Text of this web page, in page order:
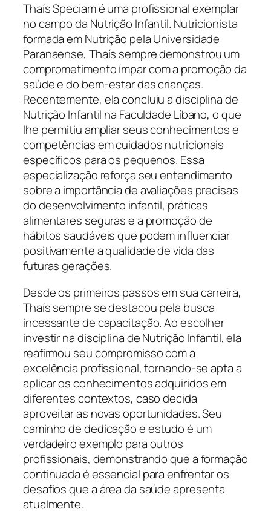
Thaís Speciam é uma profissional exemplar
no campo da Nutrição Infantil. Nutricionista
formada em Nutrição pela Universidade
Paranaense, Thaís sempre demonstrou um
comprometimento ímpar com a promoção da
saúde e do bem-estar das crianças.
Recentemente, ela concluiu a disciplina de
Nutrição Infantil na Faculdade Líbano, o que
lhe permitiu ampliar seus conhecimentos e
competências em cuidados nutricionais
específicos para os pequenos. Essa
especialização reforça seu entendimento
sobre a importância de avaliações precisas
do desenvolvimento infantil, práticas
alimentares seguras e a promoção de
hábitos saudáveis que podem influenciar
positivamente a qualidade de vida das
futuras gerações.
Desde os primeiros passos em sua carreira,
Thaís sempre se destacou pela busca
incessante de capacitação. Ao escolher
investir na disciplina de Nutrição Infantil, ela
reafirmou seu compromisso com a
excelência profissional, tornando-se apta a
aplicar os conhecimentos adquiridos em
diferentes contextos, caso decida
aproveitar as novas oportunidades. Seu
caminho de dedicação e estudo é um
verdadeiro exemplo para outros
profissionais, demonstrando que a formação
continuada é essencial para enfrentar os
desafios que a área da saúde apresenta
atualmente.